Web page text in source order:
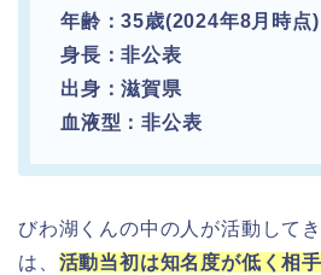
年齢：35歳(2024年8月時点)
身長：非公表
出身：滋賀県
血液型：非公表
びわ湖くんの中の人が活動して
は、 活動当初は知名度が低く相